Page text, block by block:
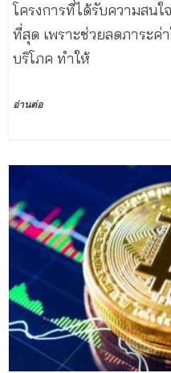
โครงการที่ได้รับความสน
ที่สุด เพราะช่วยลดภาระค่
บริโภค ทำให้
อ่านต่อ